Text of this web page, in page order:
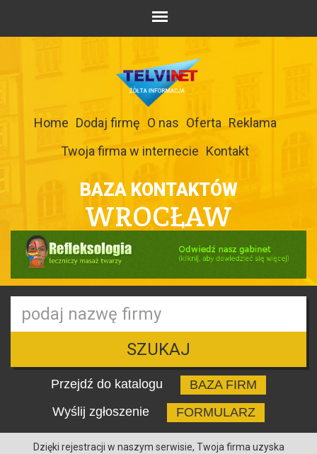
Home Dodaj firmę O nas Oferta Reklama
Twoja firma w internecie Kontakt
BAZA KONTAKTÓW
WROCŁAW
SZUKAJ
Przejdź do katalogu
BAZA FIRM
Wyślij zgłoszenie
FORMULARZ
Dzięki rejestracji w naszym serwisie, Twoja firma uzyska